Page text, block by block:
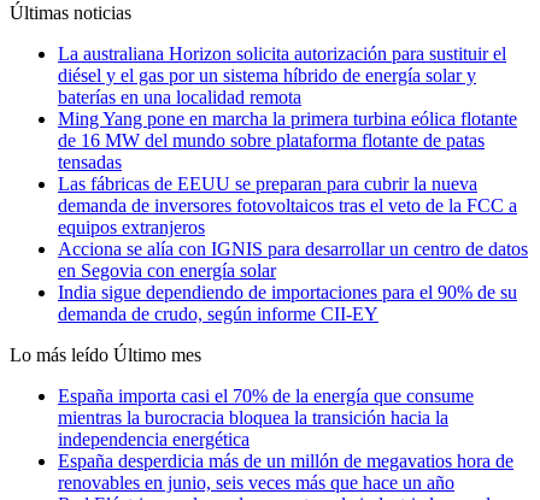
Últimas noticias
La australiana Horizon solicita autorización para sustituir el
diésel y el gas por un sistema híbrido de energía solar y
baterías en una localidad remota
Ming Yang pone en marcha la primera turbina eólica flotante
de 16 MW del mundo sobre plataforma flotante de patas
tensadas
Las fábricas de EEUU se preparan para cubrir la nueva
demanda de inversores fotovoltaicos tras el veto de la FCC a
equipos extranjeros
Acciona se alía con IGNIS para desarrollar un centro de datos
en Segovia con energía solar
India sigue dependiendo de importaciones para el 90% de su
demanda de crudo, según informe CII-EY
Lo más leído Último mes
España importa casi el 70% de la energía que consume
mientras la burocracia bloquea la transición hacia la
independencia energética
España desperdicia más de un millón de megavatios hora de
renovables en junio, seis veces más que hace un año